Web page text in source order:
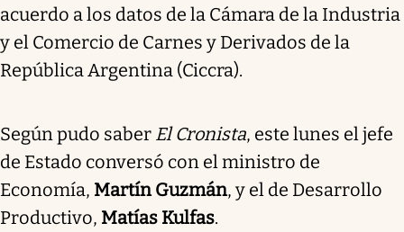
acuerdo a los datos de la Cámara de la Industria
y el Comercio de Carnes y Derivados de la
República Argentina (Ciccra).
Según pudo saber El Cronista, este lunes el jefe
de Estado conversó con el ministro de
Economía, Martín Guzmán, y el de Desarrollo
Productivo, Matías Kulfas.